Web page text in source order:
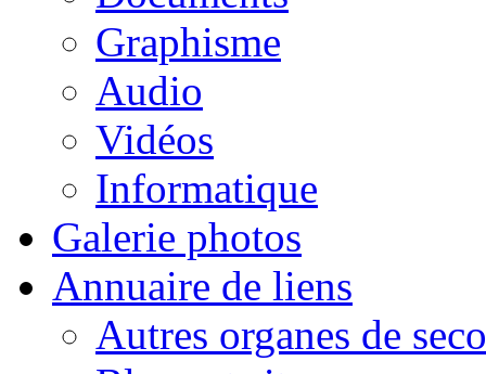
Graphisme
Audio
Vidéos
Informatique
Galerie photos
Annuaire de liens
Autres organes de